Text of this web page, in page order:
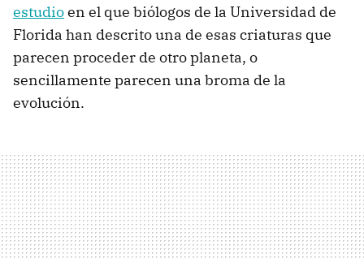
estudioen el que biólogos de la Universidad de
Florida han descrito una de esas criaturas que
parecen proceder de otro planeta, o
sencillamente parecen una broma de la
evolución.